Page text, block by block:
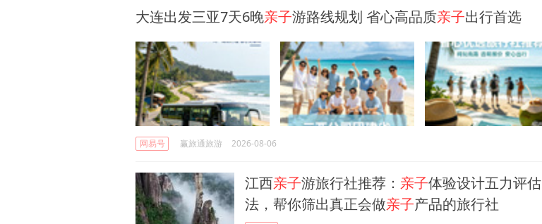
大连出发三亚7天6晚亲子游路线规划 省心高品质亲子出行首选
网易号 赢旅通旅游 2026-08-06
江西亲子游旅行社推荐： 亲子体验设计五力评估
法，帮你筛出真正会做亲子产品的旅行社